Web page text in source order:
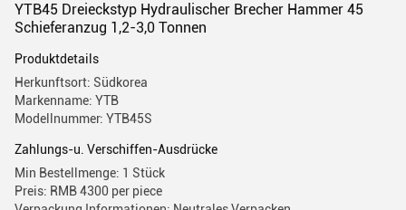
YTB45 Dreieckstyp Hydraulischer Brecher Hammer 45
Schieferanzug 1,2-3,0 Tonnen
Produktdetails
Herkunftsort: Südkorea
Markenname: YTB
Modellnummer: YTB45S
Zahlungs-u. Verschiffen-Ausdrücke
Min Bestellmenge: 1 Stück
Preis: RMB 4300 per piece